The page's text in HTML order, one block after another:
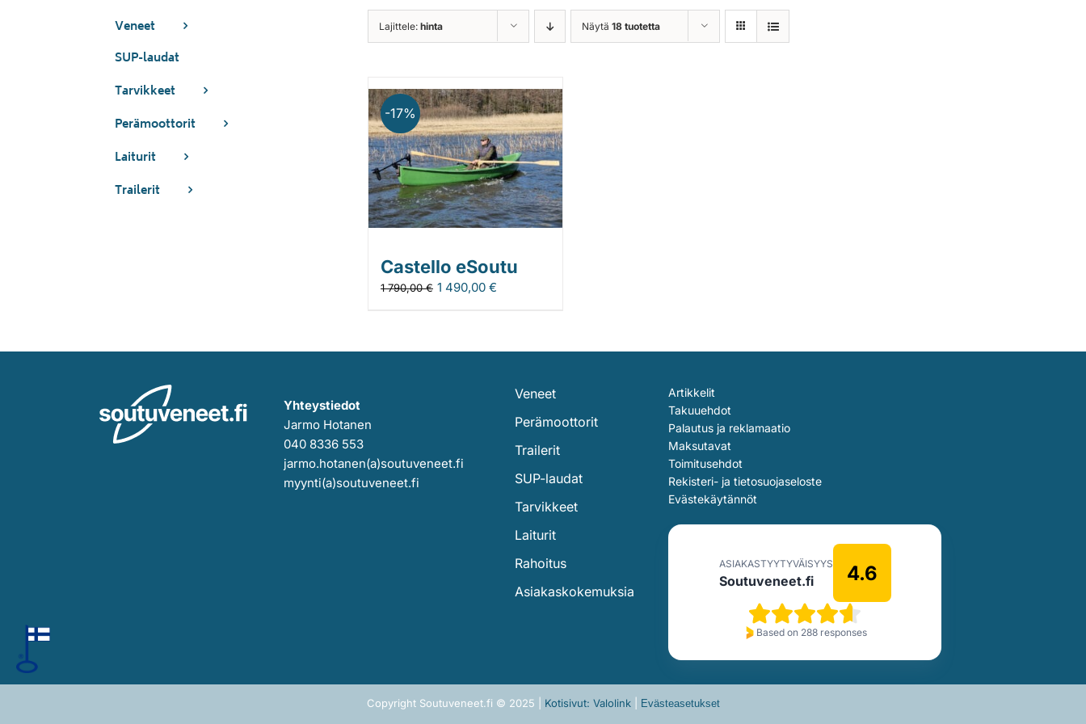
Lajittele: hinta Näytä 18 tuotetta
-17%
Castello eSoutu
1 790,00€ 1 490,00 €
Veneet
SUP-laudat
Tarvikkeet
Perämoottorit
Laiturit
Trailerit
Yhteystiedot
Jarmo Hotanen
040 8336 553
jarmo.hotanen(a)soutuveneet.fi
myynti(a)soutuveneet.fi
Veneet
Perämoottorit
Trailerit
SUP-laudat
Tarvikkeet
Laiturit
Rahoitus
Asiakaskokemuksia
Artikkelit
Takuuehdot
Palautus ja reklamaatio
Maksutavat
Toimitusehdot
Rekisteri- ja tietosuojaseloste
Evästekäytännöt
ASIAKASTYYTYVÄISYYS
Soutuveneet.fi 4.6
Based on 288 responses
Copyright Soutuveneet.fi © 2025 | Kotisivut: Valolink| Evästeasetukset